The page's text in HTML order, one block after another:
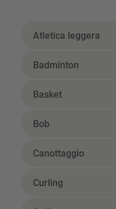
Atletica leggera
Badminton
Basket
Bob
Canottaggio
Curling